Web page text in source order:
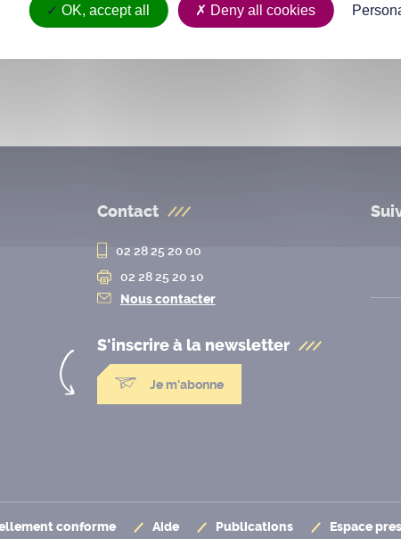
Contact
02 28 25 20 00
02 28 25 20 10
Nous contacter
S'inscrire à la newsletter
Je m'abonne
conforme Aide Publications Espace
OK, accept all Deny all cookies